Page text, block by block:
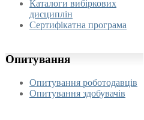
Каталоги вибіркових
дисциплін
Сертифікатна програма
Опитування
Опитування роботодавців
Опитування здобувачів